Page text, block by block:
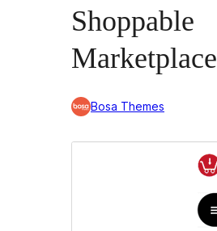
Shoppable
Marketplace
Bosa Themes